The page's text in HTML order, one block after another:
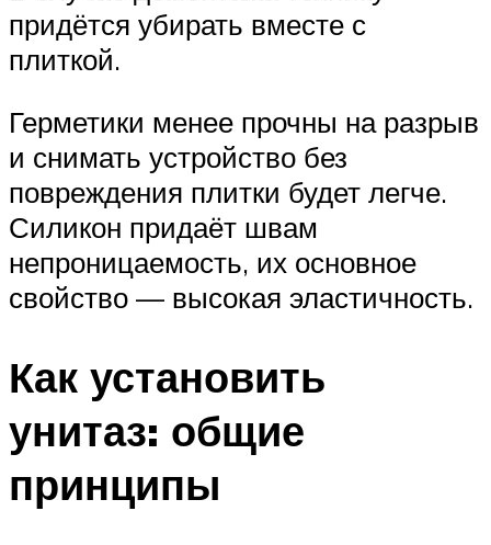
придётся убирать вместе с
плиткой.
Герметики менее прочны на разрыв
и снимать устройство без
повреждения плитки будет легче.
Силикон придаёт швам
непроницаемость, их основное
свойство — высокая эластичность.
Как установить
унитаз: общие
принципы